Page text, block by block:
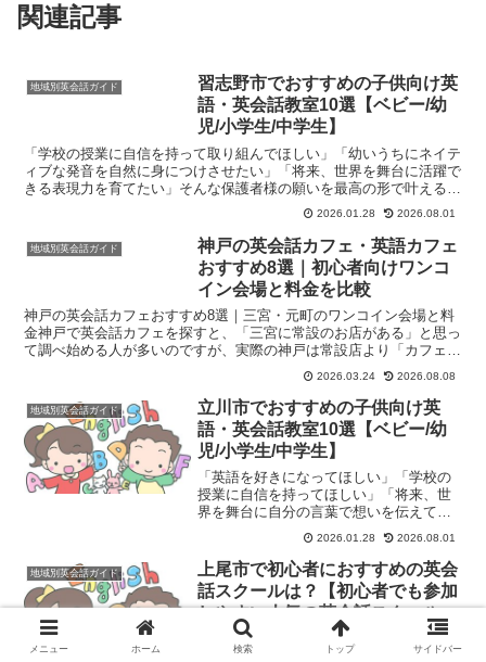
関連記事
地域別英会話ガイド
習志野市でおすすめの子供向け英
語・英会話教室10選【ベビー/幼
児/小学生/中学生】
「学校の授業に自信を持って取り組んでほしい」「幼いうちにネイテ
ィブな発音を自然に身につけさせたい」「将来、世界を舞台に活躍で
きる表現力を育てたい」そんな保護者様の願いを最高の形で叶えるの
が、子供向け英語・英会話教室です。千葉県習志野市には、...
2026.01.28 2026.08.01
地域別英会話ガイド
神戸の英会話カフェ・英語カフェ
おすすめ8選｜初心者向けワンコ
イン会場と料金を比較
神戸の英会話カフェおすすめ8選｜三宮・元町のワンコイン会場と料
金神戸で英会話カフェを探すと、「三宮に常設のお店がある」と思っ
て調べ始める人が多いのですが、実際の神戸は常設店より「カフェを
借りて開かれるイベント型」が中心です。そのため、店舗名...
2026.03.24 2026.08.08
地域別英会話ガイド
立川市でおすすめの子供向け英
語・英会話教室10選【ベビー/幼
児/小学生/中学生】
「英語を好きになってほしい」「学校の
授業に自信を持ってほしい」「将来、世
界を舞台に自分の言葉で想いを伝えてほ
しい」 そんな保護者様の願いを、お子様
の成長に合わせて瞬時に「可能性」へと
変えるのが子供向け英語・英会話教室で
す。 多摩エリアの中心...
2026.01.28 2026.08.01
地域別英会話ガイド
上尾市で初心者におすすめの英会
話スクールは？【初心者でも参加
しやすい人気の英会話スクール5
上尾市で初心者におすすめの英会話スク
ールを5つご紹介します。 英会話スクー
メニュー ホーム 検索 トップ サイドバー